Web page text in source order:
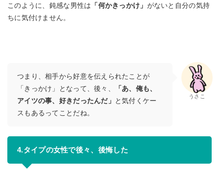
このように、鈍感な男性は 「何かきっかけ」 がないと自分の気持
ちに気付けません。
つまり、相手から好意を伝えられたことが
「きっかけ」となって、後々、
「あ、俺も、
アイツの事、好きだったんだ」 と気付くケー
スもあるってことだね。
うさこ
4.タイプの女性で後々、後悔した